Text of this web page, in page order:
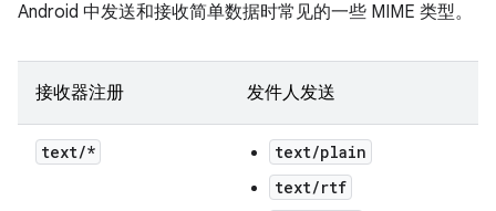
Android 中发送和接收简单数据时常见的一些 MIME 类型。
接收器注册 发件人发送
text/*
text/plain
text/rtf